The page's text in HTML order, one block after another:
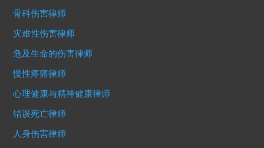
骨科伤害律师
灾难性伤害律师
危及生命的伤害律师
慢性疼痛律师
心理健康与精神健康律师
错误死亡律师
人身伤害律师